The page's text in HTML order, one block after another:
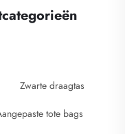
Zwarte draagtas
tote bags